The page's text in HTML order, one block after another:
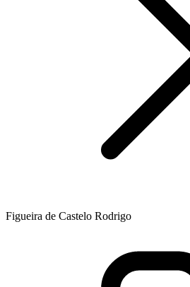
Figueira de Castelo Rodrigo